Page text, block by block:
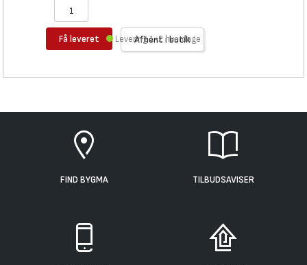
Få leveret Afhent i butik
Levering 1-2 hverdage
FIND BYGMA TILBUDSAVISER